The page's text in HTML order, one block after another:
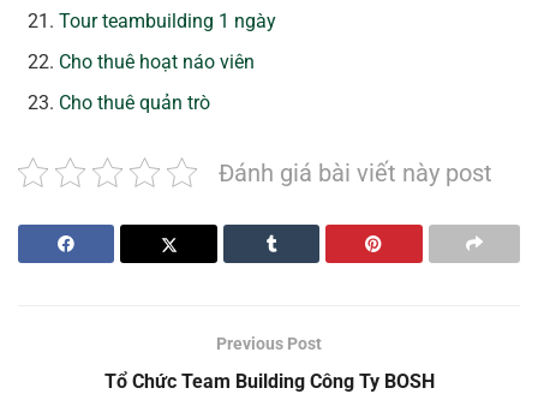
Tour teambuilding 1 ngày
Cho thuê hoạt náo viên
Cho thuê quản trò
Đánh giá bài viết này post
Previous Post
Tổ Chức Team Building Công Ty BOSH